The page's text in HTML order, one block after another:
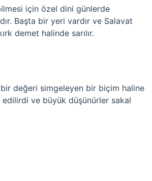
için özel dini günlerde
Başta bir yeri vardır ve Salavat
demet halinde sarılır.
değeri simgeleyen bir biçim haline
ve büyük düşünürler sakal